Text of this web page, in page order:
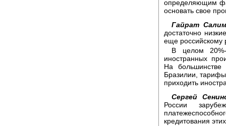
определяющим
основать свое
Гайрат
достаточно
еще российскому
В целом 20%-
иностранных
На
Бразилии,
приходить
Сергей
России
кредитования